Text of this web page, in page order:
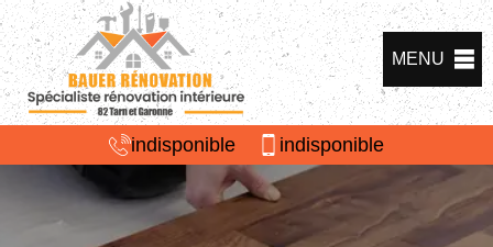
MENU
indisponible indisponible